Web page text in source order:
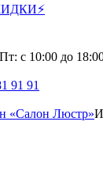
с 10:00 до
91 91